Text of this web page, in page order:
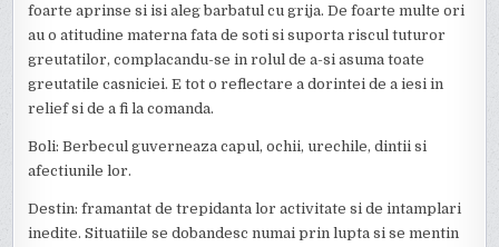
foarte aprinse si isi aleg barbatul cu grija. De foarte multe ori
au o atitudine materna fata de soti si suporta riscul tuturor
greutatilor, complacandu-se in rolul de a-si asuma toate
greutatile casniciei. E tot o reflectare a dorintei de a iesi in
relief si de a fi la comanda.
Boli: Berbecul guverneaza capul, ochii, urechile, dintii si
afectiunile lor.
Destin: framantat de trepidanta lor activitate si de intamplari
inedite. Situatiile se dobandesc numai prin lupta si se mentin